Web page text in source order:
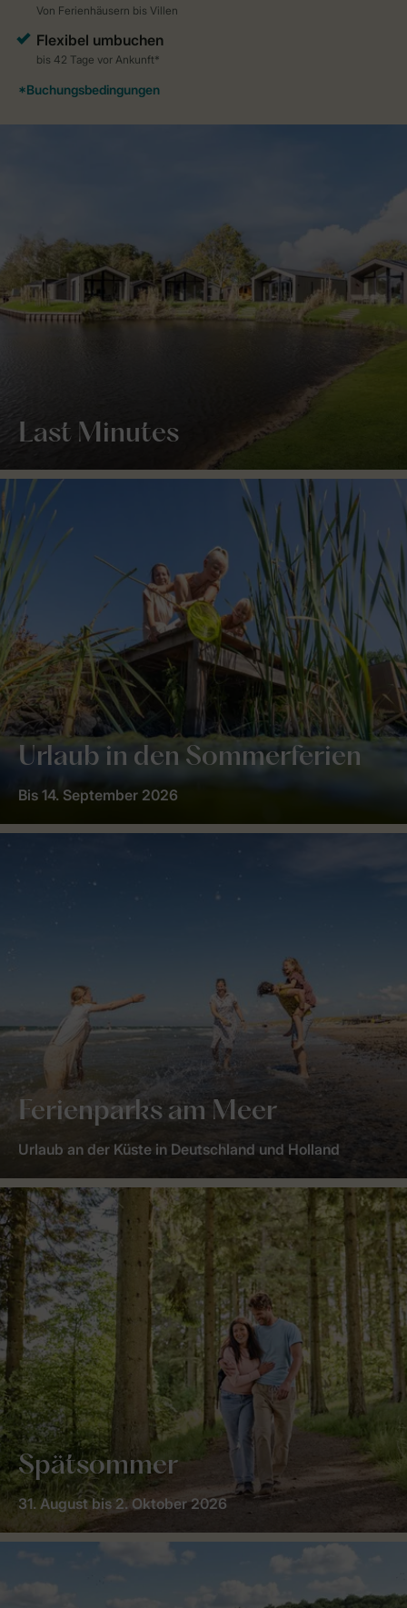
Last Minutes
Urlaub in den Sommerferien
Bis 14. September 2026
Ferienparks am Meer
Urlaub an der Küste in Deutschland und Holland
Spätsommer
31. August bis 2. Oktober 2026